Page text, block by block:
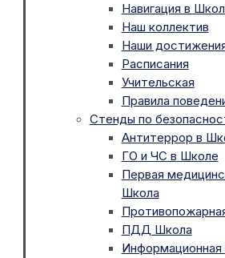
Навигация в
Наш коллектив
Наши
Расписания
Учительская
Правила
Стенды по
Антитеррор в
ГО и ЧС в Школе
Первая
Школа
ПДД Школа
Информационная